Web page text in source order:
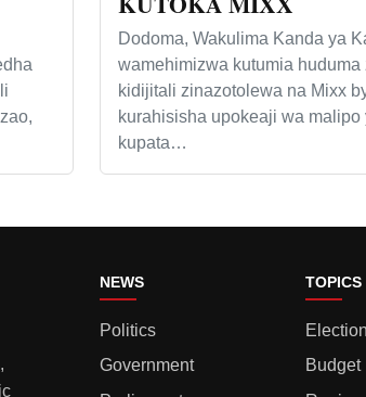
Dodoma, Wakulima Kanda ya
wamehimizwa kutumia huduma
kidijitali zinazotolewa na Mixx
kurahisisha upokeaji wa malipo
kupata…
NEWS
Politics
Government
TOPICS
Budget